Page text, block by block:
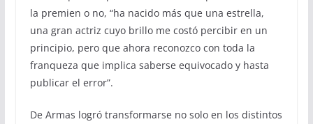
la premien o no, “ha nacido más que una estrella,
una gran actriz cuyo brillo me costó percibir en un
principio, pero que ahora reconozco con toda la
franqueza que implica saberse equivocado y hasta
publicar el error”.
De Armas logró transformarse no solo en los distintos